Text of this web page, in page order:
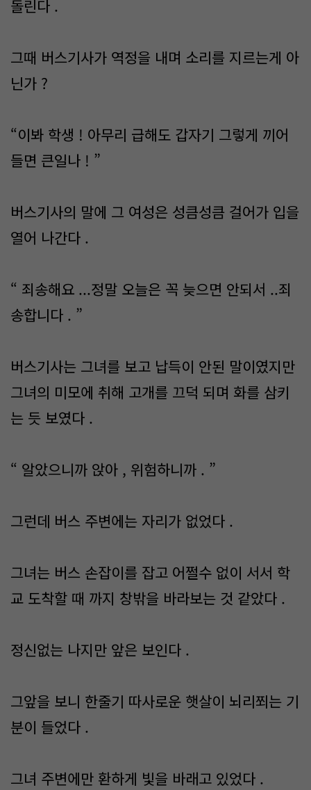
돌린다 .
그때 버스기사가 역정을 내며 소리를 지르는게 아
닌가 ?
“이봐 학생 ! 아무리 급해도 갑자기 그렇게 끼어
들면 큰일나 ! ”
버스기사의 말에 그 여성은 성큼성큼 걸어가 입을
열어 나간다 .
“ 죄송해요 ...정말 오늘은 꼭 늦으면 안되서 ..죄
송합니다 . ”
버스기사는 그녀를 보고 납득이 안된 말이였지만
그녀의 미모에 취해 고개를 끄덕 되며 화를 삼키
는 듯 보였다 .
“ 알았으니까 앉아 , 위험하니까 . ”
그런데 버스 주변에는 자리가 없었다 .
그녀는 버스 손잡이를 잡고 어쩔수 없이 서서 학
교 도착할 때 까지 창밖을 바라보는 것 같았다 .
정신없는 나지만 앞은 보인다 .
그앞을 보니 한줄기 따사로운 햇살이 뇌리쬐는 기
분이 들었다 .
그녀 주변에만 환하게 빛을 바래고 있었다 .